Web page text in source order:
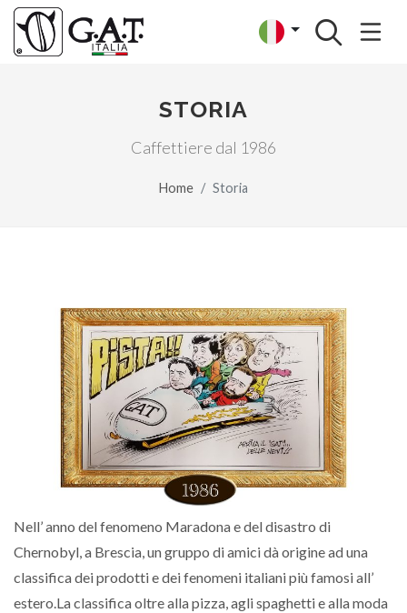
STORIA
Caffettiere dal 1986
Home Storia
Nell’ anno del fenomeno Maradona e del disastro di
Chernobyl, a Brescia, un gruppo di amici dà origine ad una
classifica dei prodotti e dei fenomeni italiani più famosi all’
estero.La classifica oltre alla pizza, agli spaghetti e alla moda